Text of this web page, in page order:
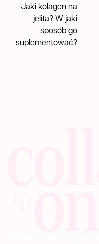
Jaki kolagen na
jelita? W jaki
sposób go
suplementować?